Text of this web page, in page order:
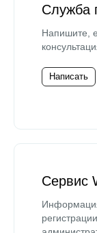
Служба
Напишите,
Написать
Сервис